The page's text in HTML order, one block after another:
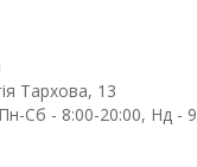
Тархова, 13
Сб - 8:00-20:00, Нд -